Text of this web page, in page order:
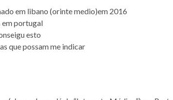
em libano (orinte medio)em 2016
em portugal
esto
que possam me indicar